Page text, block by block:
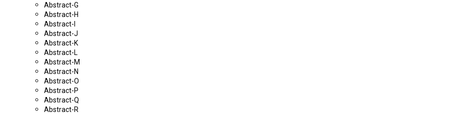
Abstract-G
Abstract-H
Abstract-I
Abstract-J
Abstract-K
Abstract-L
Abstract-M
Abstract-N
Abstract-O
Abstract-P
Abstract-Q
Abstract-R